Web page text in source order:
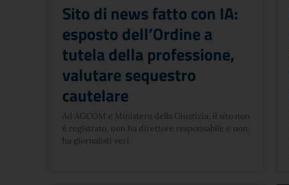
Sito di news fatto con IA:
esposto dell’Ordine a
tutela della professione,
valutare sequestro
cautelare
Ad AGCOM e Ministero della Giustizia, il sito non
è registrato, non ha direttore responsabile e non
ha giornalisti veri